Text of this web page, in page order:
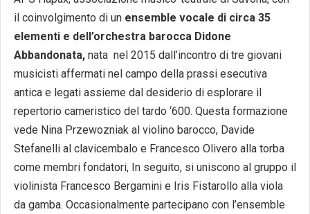
il coinvolgimento di un ensemble vocale di circa 35
elementi e dell’orchestra barocca Didone
Abbandonata, nata nel 2015 dall’incontro di tre giovani
musicisti affermati nel campo della prassi esecutiva
antica e legati assieme dal desiderio di esplorare il
repertorio cameristico del tardo ‘600. Questa formazione
vede Nina Przewozniak al violino barocco, Davide
Stefanelli al clavicembalo e Francesco Olivero alla torba
come membri fondatori, In seguito, si uniscono al gruppo il
violinista Francesco Bergamini e Iris Fistarollo alla viola
da gamba. Occasionalmente partecipano con l’ensemble